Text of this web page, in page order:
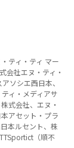
ティ・ティ マー
会社エヌ・ティ・
ソシエ西日本、
ィ・メディアサ
式会社、エヌ・
アセット・プラ
本ルセント、株
（順不